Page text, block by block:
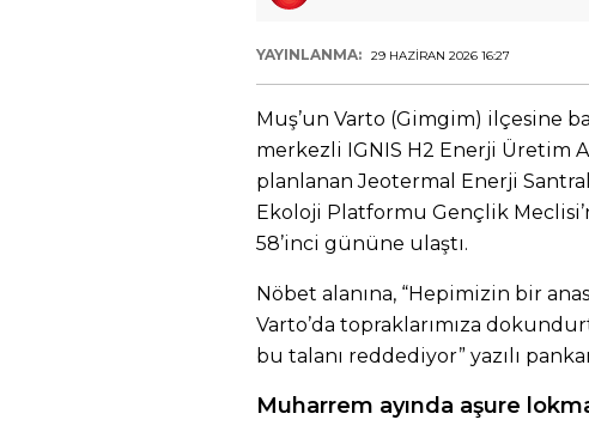
YAYINLANMA: 29 HAZIRAN 2026 16:27
Muş’un Varto (Gimgim) ilçesine
merkezli IGNIS H2 Enerji Üretim
planlanan Jeotermal Enerji
Ekoloji Platformu Gençlik
58’inci gününe ulaştı.
Nöbet alanına, “Hepimizin bir
Varto’da topraklarımıza
bu talanı reddediyor” yazılı
Muharrem ayında aşure